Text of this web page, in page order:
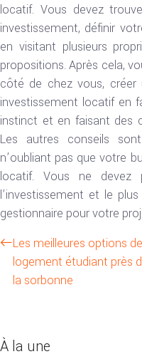
locatif. Vous devez
investissement, définir
en visitant plusieurs
propositions. Après cela,
côté de chez vous,
investissement locatif en
instinct et en faisant des
Les autres conseils
n’oubliant pas que votre
locatif. Vous ne devez
l’investissement et le
gestionnaire pour votre
Les meilleures options de
logement étudiant près
la sorbonne
À la une